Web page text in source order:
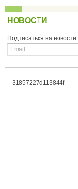
НОВОСТИ
Подписаться на новости:
31857227d113844f